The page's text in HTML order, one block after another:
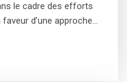
le cadre des efforts
d’une approche…